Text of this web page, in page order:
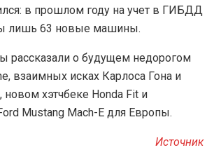
в прошлом году на учет в ГИБДД
лишь 63 новые машины.
рассказали о будущем недорогом
взаимных исках Карлоса Гона и
хэтчбеке Honda Fit и
Mustang Mach-E для Европы.
Источник